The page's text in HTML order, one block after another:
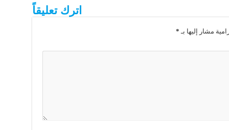
اترك تعليقاً
مشار إليها بـ *